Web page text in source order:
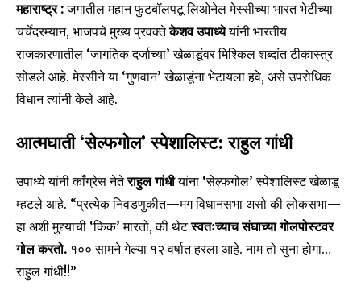
महाराष्ट्र :जगातील महान फुटबॉलपटू लिओनेल मेस्सीच्या भारत भेटीच्या
चर्चेदरम्यान, भाजपचे मुख्य प्रवक्तेकेशव उपाध्येयांनी भारतीय
राजकारणातील ‘जागतिक दर्जाच्या’ खेळाडूंवर मिश्किल शब्दांत टीकास्त्र
सोडले आहे. मेस्सीने या ‘गुणवान’ खेळाडूंना भेटायला हवे, असे उपरोधिक
विधान त्यांनी केले आहे.
आत्मघाती ‘सेल्फगोल’ स्पेशालिस्ट: राहुल गांधी
उपाध्ये यांनी काँग्रेस नेतेराहुल गांधीयांना ‘सेल्फगोल’ स्पेशालिस्ट खेळाडू
म्हटले आहे. “प्रत्येक निवडणुकीत—मग विधानसभा असो की लोकसभा—
हा अशी मुद्द्याची ‘किक’ मारतो, की थेटस्वतःच्याच संघाच्या गोलपोस्टवर
गोल करतो. १०० सामने गेल्या १२ वर्षात हरला आहे. नाम तो सुना होगा…
राहुल गांधी!!”